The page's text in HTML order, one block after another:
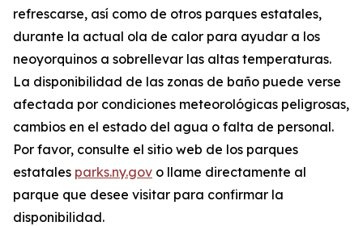
refrescarse, así como de otros parques estatales,
durante la actual ola de calor para ayudar a los
neoyorquinos a sobrellevar las altas temperaturas.
La disponibilidad de las zonas de baño puede verse
afectada por condiciones meteorológicas peligrosas,
cambios en el estado del agua o falta de personal.
Por favor, consulte el sitio web de los parques
estatales parks.ny.gov o llame directamente al
parque que desee visitar para confirmar la
disponibilidad.